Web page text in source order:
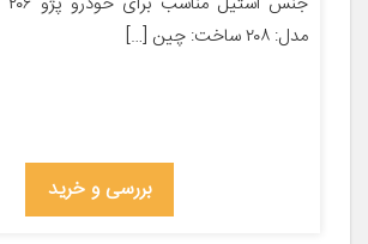
مدل: ۲۰۸ ساخت: چین […]
بررسی و خرید